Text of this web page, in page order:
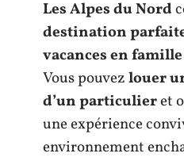
Les Alpes du Nord
destination
vacances en
Vous pouvezlouer
d’un particulieret
une expérience
environnement